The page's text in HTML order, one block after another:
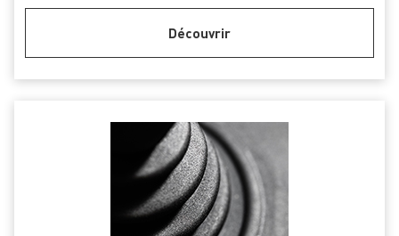
Découvrir